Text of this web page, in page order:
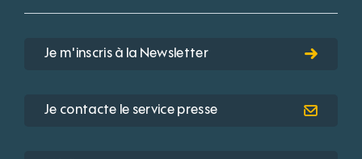
Je m'inscris à la Newsletter
Je contacte le service presse